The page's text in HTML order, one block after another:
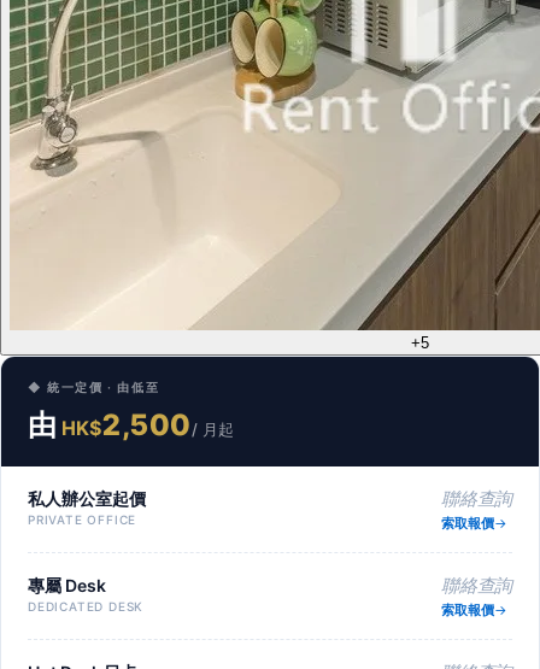
+5
◆ 統一定價 · 由低至
由 HK$2,500/ 月起
私人辦公室起價
PRIVATE OFFICE
聯絡查詢
索取報價
專屬 Desk
DEDICATED DESK
聯絡查詢
索取報價